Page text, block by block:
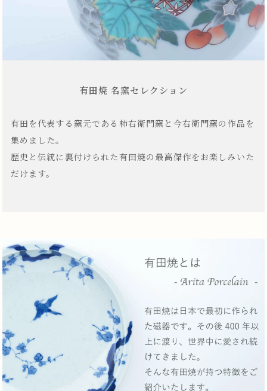
有田焼 名窯セレクション
有田を代表する窯元である柿右衛門窯と今右衛門窯の作品を
集めました。
歴史と伝統に裏付けられた有田焼の最高傑作をお楽しみいた
だけます。